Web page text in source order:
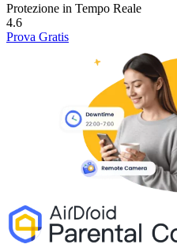
Protezione in Tempo Reale
4.6
Prova Gratis